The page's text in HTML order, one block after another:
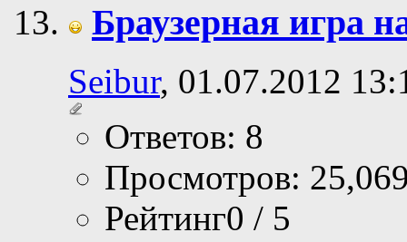
Браузерная игра
Seibur, 01.07.2012
Ответов: 8
Просмотров:
Рейтинг0 / 5